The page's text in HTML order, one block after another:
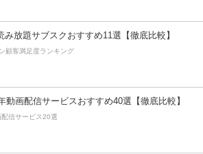
み放題サブスクおすすめ11選【徹底比較】
顧客満足度ランキング
動画配信サービスおすすめ40選【徹底比較】
信サービス20選